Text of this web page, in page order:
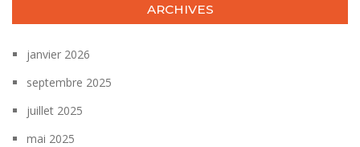
ARCHIVES
janvier 2026
septembre 2025
juillet 2025
mai 2025